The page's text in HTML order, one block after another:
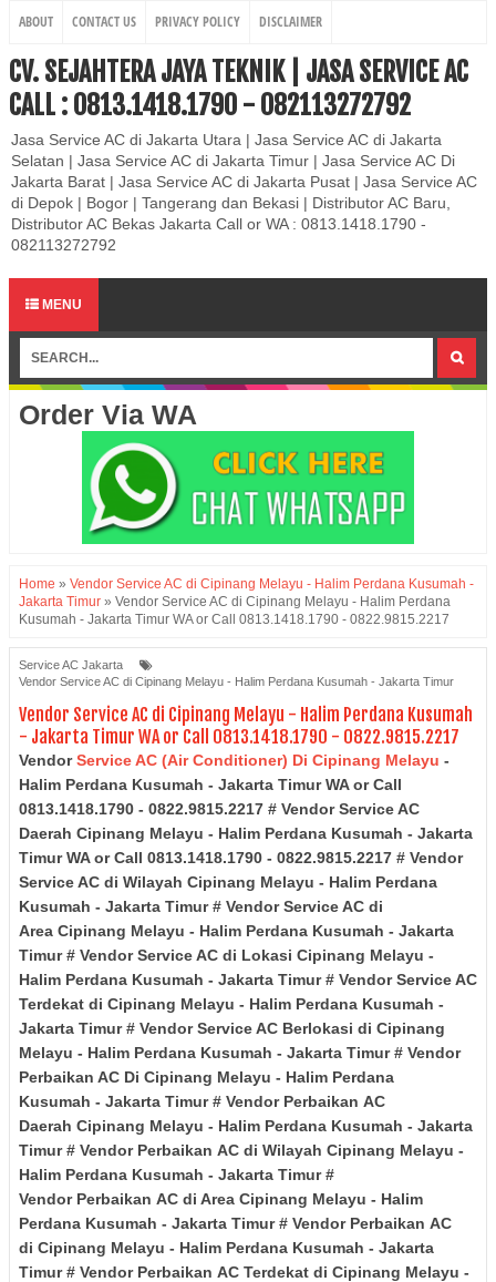
ABOUT CONTACT US PRIVACY POLICY DISCLAIMER
CV. SEJAHTERA JAYA TEKNIK | JASA SERVICE AC
CALL : 0813.1418.1790 - 082113272792
Jasa Service AC di Jakarta Utara | Jasa Service AC di Jakarta
Selatan | Jasa Service AC di Jakarta Timur | Jasa Service AC Di
Jakarta Barat | Jasa Service AC di Jakarta Pusat | Jasa Service AC
di Depok | Bogor | Tangerang dan Bekasi | Distributor AC Baru,
Distributor AC Bekas Jakarta Call or WA : 0813.1418.1790 -
082113272792
MENU
Order Via WA
Home » Vendor Service AC di Cipinang Melayu - Halim Perdana Kusumah -
Jakarta Timur » Vendor Service AC di Cipinang Melayu - Halim Perdana
Kusumah - Jakarta Timur WA or Call 0813.1418.1790 - 0822.9815.2217
Service AC Jakarta
Vendor Service AC di Cipinang Melayu - Halim Perdana Kusumah - Jakarta Timur
Vendor Service AC di Cipinang Melayu - Halim Perdana Kusumah
- Jakarta Timur WA or Call 0813.1418.1790 - 0822.9815.2217
VendorService AC (Air Conditioner) Di Cipinang Melayu -
Halim Perdana Kusumah - Jakarta Timur WA or Call
0813.1418.1790 - 0822.9815.2217 # Vendor Service AC
Daerah Cipinang Melayu - Halim Perdana Kusumah - Jakarta
TimurWA or Call 0813.1418.1790 - 0822.9815.2217 # Vendor
Service AC di Wilayah Cipinang Melayu - Halim Perdana
Kusumah - Jakarta Timur# Vendor Service AC di
Area Cipinang Melayu - Halim Perdana Kusumah - Jakarta
Timur# Vendor Service AC di Lokasi Cipinang Melayu -
Halim Perdana Kusumah - Jakarta Timur# Vendor Service AC
Terdekat di Cipinang Melayu - Halim Perdana Kusumah -
Jakarta Timur# Vendor Service AC Berlokasi di Cipinang
Melayu - Halim Perdana Kusumah - Jakarta Timur# Vendor
Perbaikan AC Di Cipinang Melayu - Halim Perdana
Kusumah - Jakarta Timur# Vendor Perbaikan AC
Daerah Cipinang Melayu - Halim Perdana Kusumah - Jakarta
Timur# Vendor Perbaikan AC di Wilayah Cipinang Melayu -
Halim Perdana Kusumah - Jakarta Timur#
Vendor Perbaikan AC di Area Cipinang Melayu - Halim
Perdana Kusumah - Jakarta Timur# Vendor Perbaikan AC
di Cipinang Melayu - Halim Perdana Kusumah - Jakarta
Timur# Vendor Perbaikan AC Terdekat di Cipinang Melayu -